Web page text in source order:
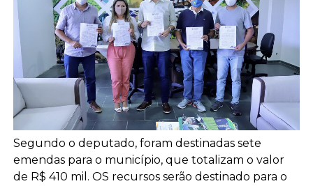
Segundo o deputado, foram destinadas sete
emendas para o município, que totalizam o valor
de R$ 410 mil. OS recursos serão destinado para o